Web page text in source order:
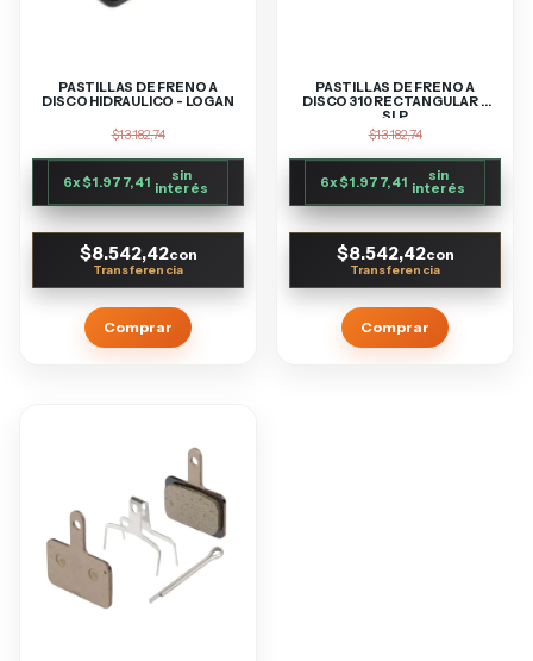
PASTILLAS DE FRENO A
DISCO HIDRAULICO - LOGAN
$13.182,74
6x$1.977,41 sin
interés
$8.542,42con
Comprar
PASTILLAS DE FRENO A
DISCO 310 RECTANGULAR -
SLP
$13.182,74
6x$1.977,41 sin
interés
$8.542,42con
Comprar